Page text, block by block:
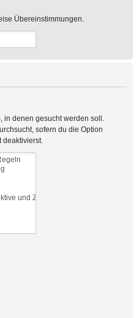
Übereinstimmungen.
in denen gesucht werden soll.
sofern du die Option
deaktivierst.